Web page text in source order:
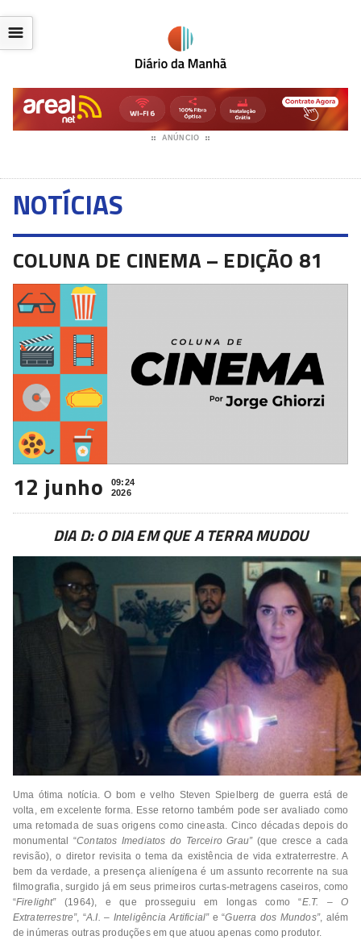
ANÚNCIO
☰
NOTÍCIAS
COLUNA DE CINEMA – EDIÇÃO 81
12 junho
09:24
2026
DIA D: O DIA EM QUE A TERRA MUDOU
Uma ótima notícia. O bom e velho Steven Spielberg de guerra está de
volta, em excelente forma. Esse retorno também pode ser avaliado como
uma retomada de suas origens como cineasta. Cinco décadas depois do
monumental “Contatos Imediatos do Terceiro Grau”(que cresce a cada
revisão), o diretor revisita o tema da existência de vida extraterrestre. A
bem da verdade, a presença alienígena é um assunto recorrente na sua
filmografia, surgido já em seus primeiros curtas-metragens caseiros, como
“Firelight”(1964), e que prosseguiu em longas como “E.T. – O
Extraterrestre”, “A.I. – Inteligência Artificial”e “Guerra dos Mundos”, além
de inúmeras outras produções em que atuou apenas como produtor.